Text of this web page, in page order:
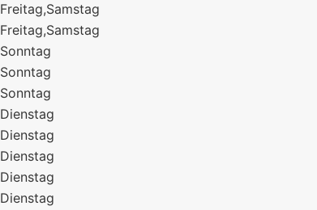
Freitag,Samstag
Freitag,Samstag
Sonntag
Sonntag
Sonntag
Dienstag
Dienstag
Dienstag
Dienstag
Dienstag